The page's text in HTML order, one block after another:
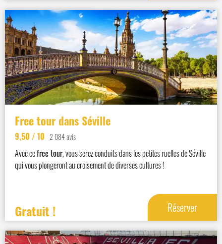
Free tour dans Séville
9,50 / 10 2 084 avis
Avec cefree tour, vous serez conduits dans les petites ruelles de Séville
qui vous plongeront au croisement de diverses cultures !
Gratuit ! Réserver